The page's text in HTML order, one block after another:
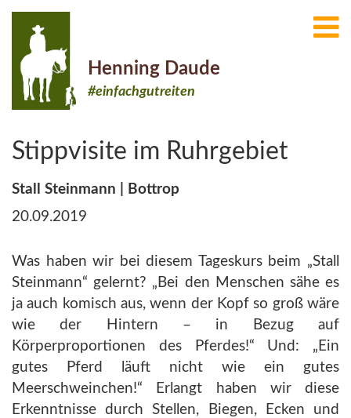
Henning Daude
#einfachgutreiten
Stippvisite im Ruhrgebiet
Stall Steinmann | Bottrop
20.09.2019
Was haben wir bei diesem Tageskurs beim „Stall
Steinmann“ gelernt? „Bei den Menschen sähe es
ja auch komisch aus, wenn der Kopf so groß wäre
wie der Hintern – in Bezug auf
Körperproportionen des Pferdes!“ Und: „Ein
gutes Pferd läuft nicht wie ein gutes
Meerschweinchen!“ Erlangt haben wir diese
Erkenntnisse durch Stellen, Biegen, Ecken und